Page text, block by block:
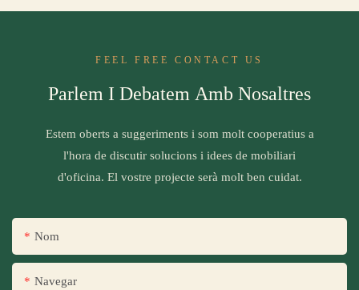
FEEL FREE CONTACT US
Parlem I Debatem Amb Nosaltres
Estem oberts a suggeriments i som molt cooperatius a
l'hora de discutir solucions i idees de mobiliari
d'oficina. El vostre projecte serà molt ben cuidat.
Nom
Navegar